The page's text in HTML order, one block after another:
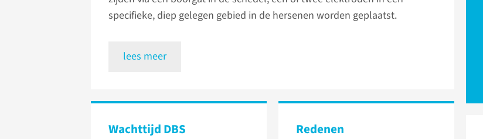
specifieke, diep gelegen gebied in de hersenen worden geplaatst.
lees meer
Wachttijd DBS Redenen